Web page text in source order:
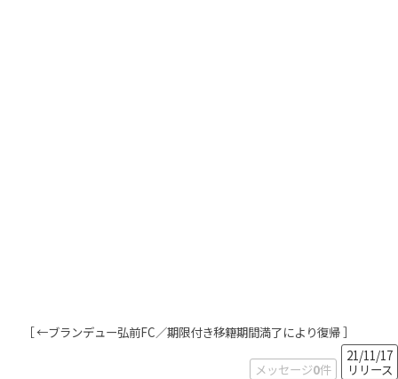
［ ←ブランデュー弘前FC／期限付き移籍期間満了により復帰 ］
メッセージ0件
21/11/17
リリース